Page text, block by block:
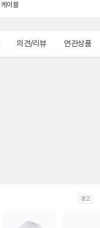
케이블
의견/리뷰 연관상품
광고